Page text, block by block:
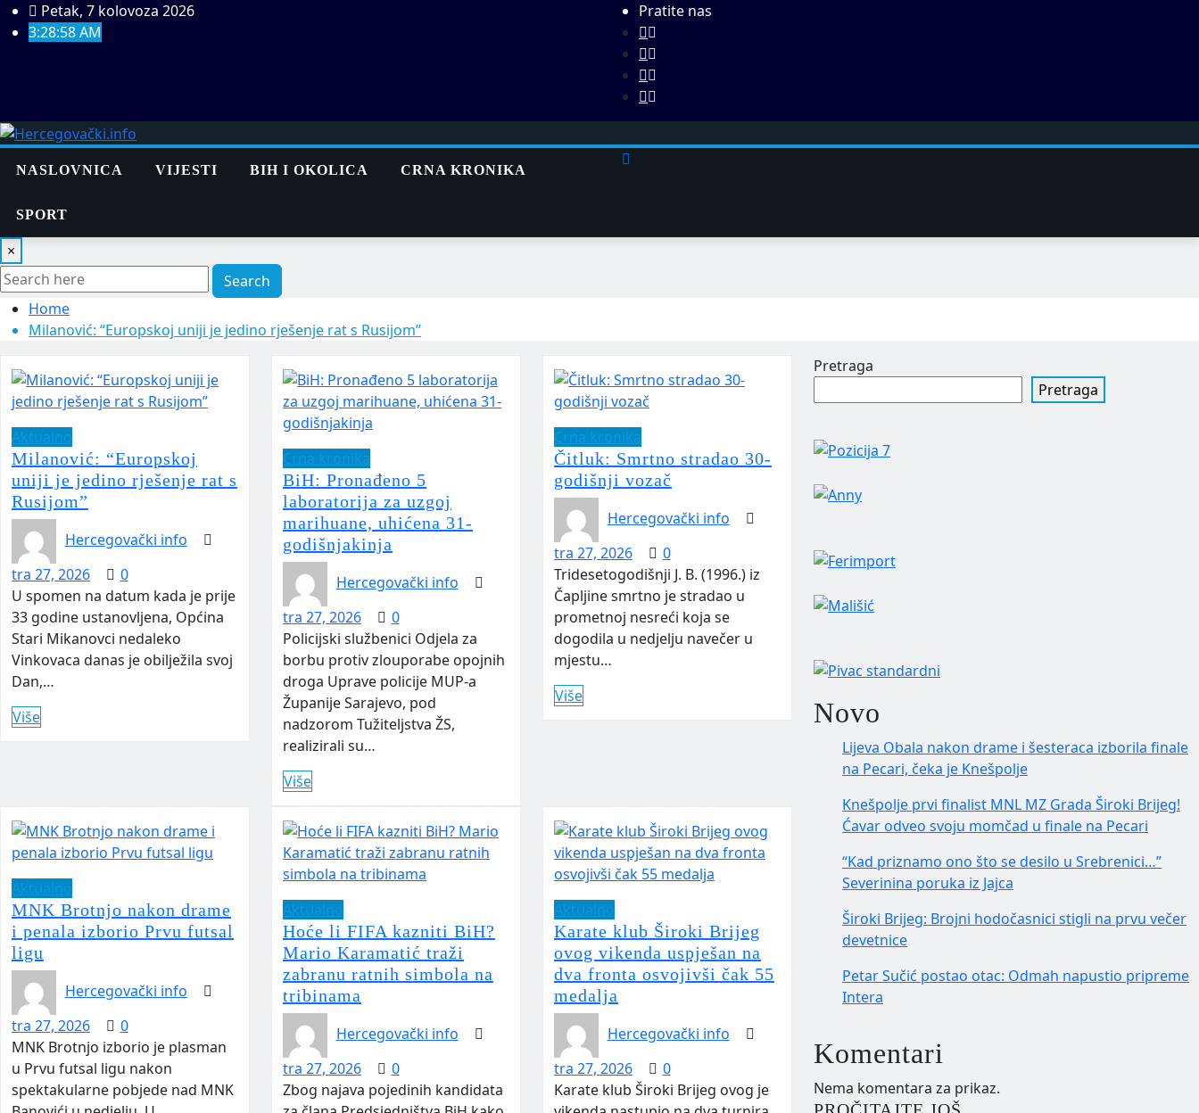
Skip
to
Petak, 7 kolovoza 2026
3:28:59 AM
Pratite nas
NASLOVNICA VIJESTI BIH I OKOLICA CRNA KRONIKA
SPORT
×
Search
Home
Milanović: “Europskoj uniji je jedino rješenje rat s Rusijom”
Milanović: “Europskoj
uniji je jedino rješenje rat s
Rusijom”
Hercegovački info
tra 27, 2026
0
U spomen na datum kada je prije
33 godine ustanovljena, Općina
Stari Mikanovci nedaleko
Vinkovaca danas je obilježila svoj
Dan,…
Više
BiH: Pronađeno 5
laboratorija za uzgoj
marihuane, uhićena 31-
godišnjakinja
Hercegovački info
tra 27, 2026
0
Policijski službenici Odjela za
borbu protiv zlouporabe opojnih
droga Uprave policije MUP-a
Županije Sarajevo, pod
nadzorom Tužiteljstva ŽS,
realizirali su…
Više
Čitluk: Smrtno stradao 30-
godišnji vozač
Hercegovački info
tra 27, 2026
0
Tridesetogodišnji J. B. (1996.) iz
Čapljine smrtno je stradao u
prometnoj nesreći koja se
dogodila u nedjelju navečer u
mjestu…
Više
MNK Brotnjo nakon drame
i penala izborio Prvu futsal
ligu
Hercegovački info
tra 27, 2026
0
MNK Brotnjo izborio je plasman
u Prvu futsal ligu nakon
spektakularne pobjede nad MNK
Hoće li FIFA kazniti BiH?
Mario Karamatić traži
zabranu ratnih simbola na
tribinama
Hercegovački info
tra 27, 2026
0
Zbog najava pojedinih kandidata
Karate klub Široki Brijeg
ovog vikenda uspješan na
dva fronta osvojivši čak 55
medalja
Hercegovački info
tra 27, 2026
0
Karate klub Široki Brijeg ovog je
Pretraga
Pretraga
Novo
Lijeva Obala nakon drame i šesteraca izborila finale
na Pecari, čeka je Knešpolje
Knešpolje prvi finalist MNL MZ Grada Široki Brijeg!
Ćavar odveo svoju momčad u finale na Pecari
“Kad priznamo ono što se desilo u Srebrenici…”
Severinina poruka iz Jajca
Široki Brijeg: Brojni hodočasnici stigli na prvu večer
devetnice
Petar Sučić postao otac: Odmah napustio pripreme
Intera
Komentari
Nema komentara za prikaz.